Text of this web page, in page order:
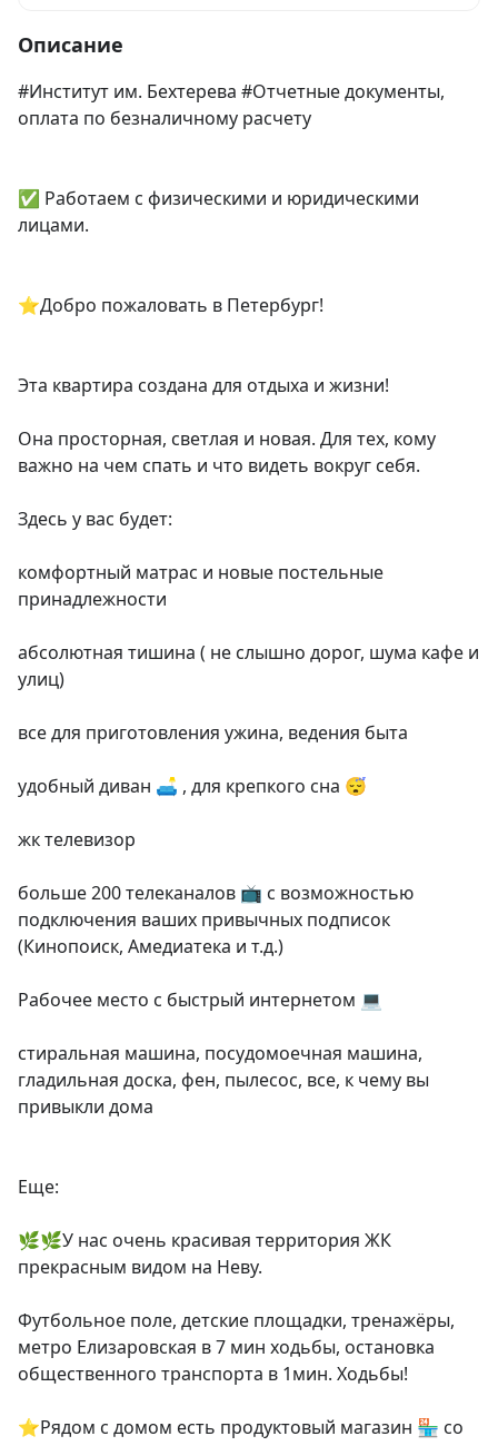
Описание
#Институт им. Бехтерева #Отчетные документы,
оплата по безналичному расчету
✅ Работаем с физическими и юридическими
лицами.
⭐️Добро пожаловать в Петербург!
Эта квартира создана для отдыха и жизни!
Она просторная, светлая и новая. Для тех, кому
важно на чем спать и что видеть вокруг себя.
Здесь у вас будет:
комфортный матрас и новые постельные
принадлежности
абсолютная тишина ( не слышно дорог, шума кафе и
улиц)
все для приготовления ужина, ведения быта
удобный диван 🛋️ , для крепкого сна 😴
жк телевизор
больше 200 телеканалов 📺 с возможностью
подключения ваших привычных подписок
(Кинопоиск, Амедиатека и т.д.)
Рабочее место с быстрый интернетом 💻
стиральная машина, посудомоечная машина,
гладильная доска, фен, пылесос, все, к чему вы
привыкли дома
Еще:
🌿🌿У нас очень красивая территория ЖК
прекрасным видом на Неву.
Футбольное поле, детские площадки, тренажёры,
метро Елизаровская в 7 мин ходьбы, остановка
общественного транспорта в 1мин. Ходьбы!
⭐️Рядом с домом есть продуктовый магазин 🏪 со